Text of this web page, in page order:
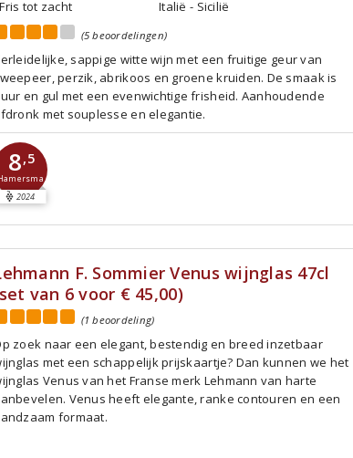
Fris tot zacht Italië - Sicilië
(5 beoordelingen)
sappige witte wijn met een fruitige geur van
perzik, abrikoos en groene kruiden. De smaak is
en gul met een evenwichtige frisheid. Aanhoudende
met souplesse en elegantie.
8,5
Hamersma
2024
F. Sommier Venus wijnglas 47cl
van 6 voor € 45,00)
(1 beoordeling)
zoek naar een elegant, bestendig en breed inzetbaar
met een schappelijk prijskaartje? Dan kunnen we het
Venus van het Franse merk Lehmann van harte
Venus heeft elegante, ranke contouren en een
formaat.